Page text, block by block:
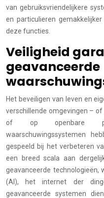
van gebruiksvriendelijkere
en particulieren
deze functies.
Veiligheid
geavanceerde
Het beveiligen van leven en
verschillende omgevingen –
of op openbare
waarschuwingssystemen
gespeeld bij het verbeteren
een breed scala aan
geavanceerde technologieën,
(AI), het internet der
geavanceerde systemen